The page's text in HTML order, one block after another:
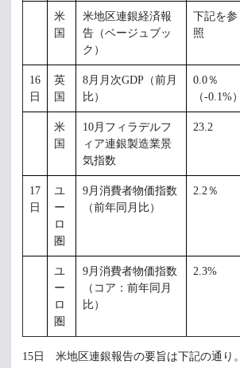
米
国
米地区連銀経済報
告（ベージュブッ
ク）
下記を参
照
16
日
英
国
8月月次GDP（前月
比）
0.0％
（-0.1%）
米
国
10月フィラデルフ
ィア連銀製造業景
気指数
23.2
17
日
ユ
ー
ロ
圏
9月消費者物価指数
（前年同月比）
2.2％
ユ
ー
ロ
圏
9月消費者物価指数
（コア：前年同月
比）
2.3%
15日 米地区連銀報告の要旨は下記の通り。